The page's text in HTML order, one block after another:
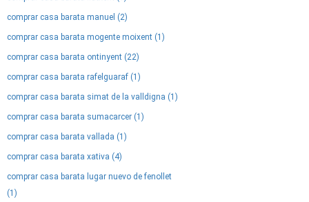
comprar casa barata manuel (2)
comprar casa barata mogente moixent (1)
comprar casa barata ontinyent (22)
comprar casa barata rafelguaraf (1)
comprar casa barata simat de la valldigna (1)
comprar casa barata sumacarcer (1)
comprar casa barata vallada (1)
comprar casa barata xativa (4)
comprar casa barata lugar nuevo de fenollet
(1)